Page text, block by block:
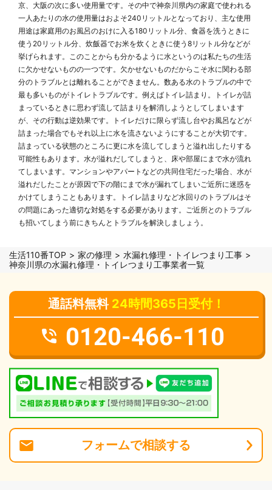
京、大阪の次に多い使用量です。その中で神奈川県内の家庭で使われる
一人あたりの水の使用量はおよそ240リットルとなっており、主な使用
用途は家庭用のお風呂のおけに入る180リットル分、食器を洗うときに
使う20リットル分、炊飯器でお米を炊くときに使う8リットル分などが
挙げられます。このことからも分かるように水というのは私たちの生活
に欠かせないものの一つです。欠かせないものだからこそ水に関わる部
分のトラブルとは離れることができません。数ある水のトラブルの中で
最も多いものがトイレトラブルです。例えばトイレ詰まり。トイレが詰
まっているときに思わず流して詰まりを解消しようとしてしまいます
が、その行動は逆効果です。トイレだけに限らず流し台やお風呂などが
詰まった場合でもそれ以上に水を流さないようにすることが大切です。
詰まっている状態のところに更に水を流してしまうと溢れ出したりする
可能性もあります。水が溢れだしてしまうと、床や部屋にまで水が流れ
てしまいます。マンションやアパートなどの共同住宅だった場合、水が
溢れだしたことが原因で下の階にまで水が漏れてしまいご近所に迷惑を
かけてしまうこともあります。トイレ詰まりなど水回りのトラブルはそ
の問題にあった適切な対処をする必要があります。ご近所とのトラブル
も招いてしまう前にきちんとトラブルを解決しましょう。
生活110番TOP 家の修理
水漏れ修理・トイレつまり工事
神奈川県の水漏れ修理・トイレつまり工事業者一覧
通話料無料 24時間365日受付！
0120-466-110
フォームで相談する